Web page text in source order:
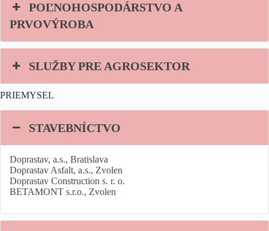
POĽNOHOSPODÁRSTVO A
PRVOVÝROBA
SLUŽBY PRE AGROSEKTOR
PRIEMYSEL
STAVEBNÍCTVO
Doprastav, a.s., Bratislava
Doprastav Asfalt, a.s., Zvolen
Doprastav Construction s. r. o.
BETAMONT s.r.o., Zvolen